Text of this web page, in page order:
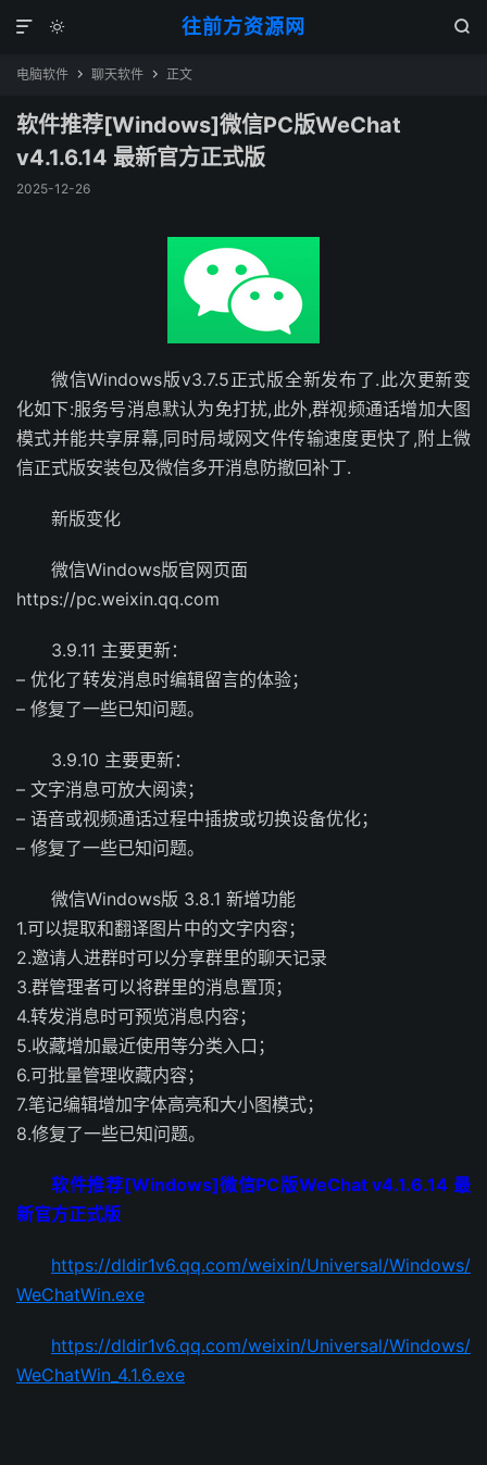
往前方资源网
 

电脑软件  聊天软件  正文
软件推荐[Windows]微信PC版WeChat
v4.1.6.14 最新官方正式版
2025-12-26
微信Windows版v3.7.5正式版全新发布了.此次更新变
化如下:服务号消息默认为免打扰,此外,群视频通话增加大图
模式并能共享屏幕,同时局域网文件传输速度更快了,附上微
信正式版安装包及微信多开消息防撤回补丁.
新版变化
微信Windows版官网页面
https://pc.weixin.qq.com
3.9.11 主要更新：
– 优化了转发消息时编辑留言的体验；
– 修复了一些已知问题。
3.9.10 主要更新：
– 文字消息可放大阅读；
– 语音或视频通话过程中插拔或切换设备优化；
– 修复了一些已知问题。
微信Windows版 3.8.1 新增功能
1.可以提取和翻译图片中的文字内容；
2.邀请人进群时可以分享群里的聊天记录
3.群管理者可以将群里的消息置顶；
4.转发消息时可预览消息内容；
5.收藏增加最近使用等分类入口；
6.可批量管理收藏内容；
7.笔记编辑增加字体高亮和大小图模式；
8.修复了一些已知问题。
软件推荐[Windows]微信PC版WeChat v4.1.6.14 最
新官方正式版
https://dldir1v6.qq.com/weixin/Universal/Windows/
WeChatWin.exe
https://dldir1v6.qq.com/weixin/Universal/Windows/
WeChatWin_4.1.6.exe